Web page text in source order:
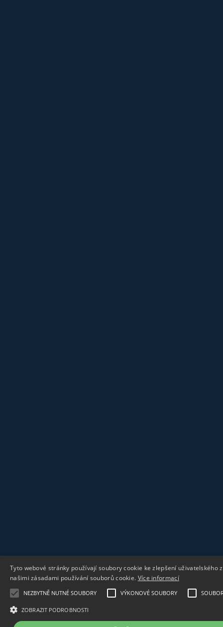
Tyto webové stránky používají soubory cookie ke zlepšení
našimi zásadami používání souborů cookie. Více informací
NEZBYTNĚ NUTNÉ SOUBORY VÝKONOVÉ SOUBORY
ZOBRAZIT PODROBNOSTI